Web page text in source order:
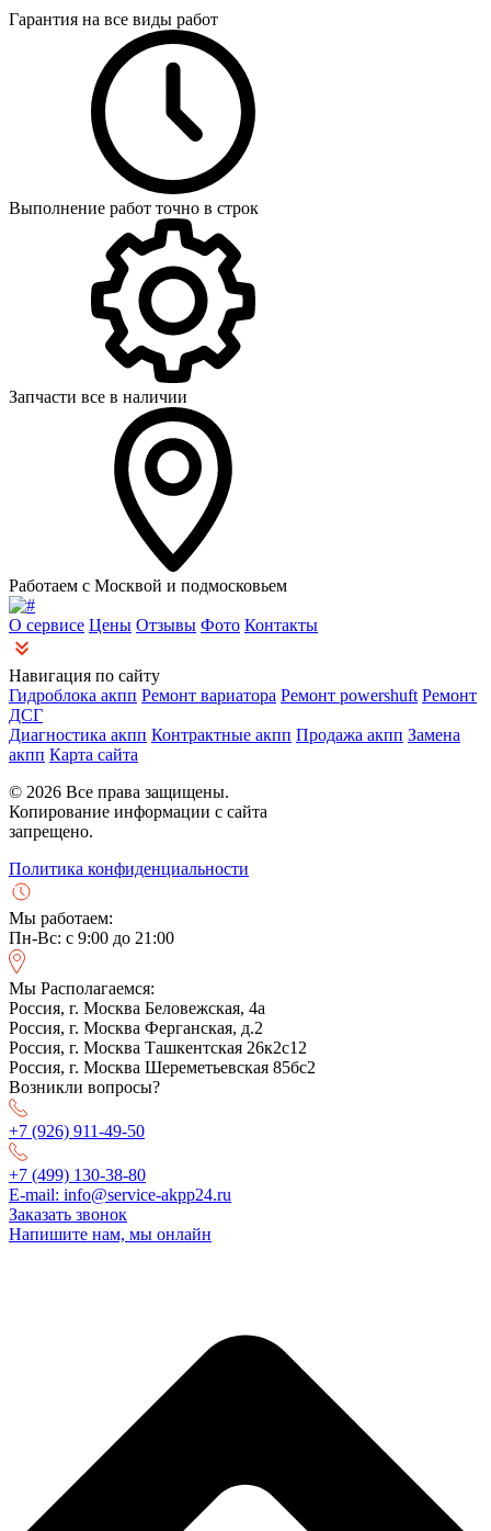
Гарантия на все виды работ
Выполнение работ точно в строк
Запчасти все в наличии
Работаем с Москвой и подмосковьем
О сервисе Цены Отзывы Фото Контакты
Навигация по сайту
Гидроблока акпп Ремонт вариатора Ремонт powershuft Ремонт
ДСГ
Диагностика акпп Контрактные акпп Продажа акпп Замена
акпп Карта сайта
© 2026 Все права защищены.
Копирование информации с сайта
запрещено.
Политика конфиденциальности
Мы работаем:
Пн-Вс: с 9:00 до 21:00
Мы Располагаемся:
Россия, г. Москва Беловежская, 4а
Россия, г. Москва Ферганская, д.2
Россия, г. Москва Ташкентская 26к2с12
Россия, г. Москва Шереметьевская 85бс2
Возникли вопросы?
+7 (926) 911-49-50
+7 (499) 130-38-80
E-mail: info@service-akpp24.ru
Заказать звонок
Напишите нам, мы онлайн